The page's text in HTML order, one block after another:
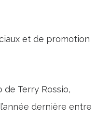
et de promotion
de Terry Rossio,
dernière entre